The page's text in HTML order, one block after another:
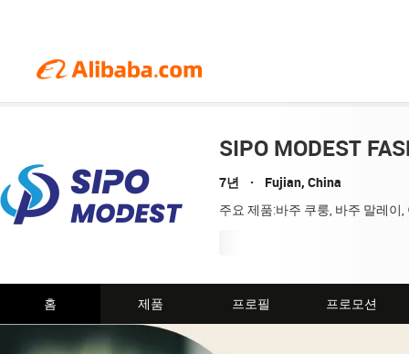
SIPO MODEST
7년 Fujian, China
주요 제품:바주 쿠룽, 바주 말레이
홈 제품 프로필 프로모션